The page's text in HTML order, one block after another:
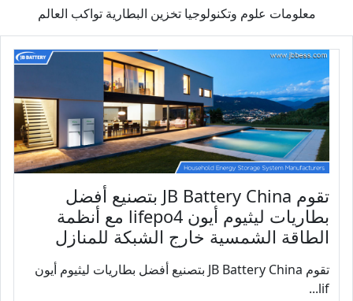
معلومات علوم وتكنولوجيا تخزين البطارية تواكب العالم
تقوم JB Battery China بتصنيع أفضل
بطاريات ليثيوم أيون lifepo4 مع أنظمة
الطاقة الشمسية خارج الشبكة للمنازل
تقوم JB Battery China بتصنيع أفضل بطاريات ليثيوم أيون
lif...